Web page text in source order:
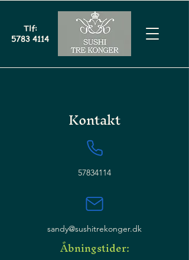
Tlf:
5783 4114
Kontakt
57834114
sandy@sushitrekonger.dk
Åbningstider: